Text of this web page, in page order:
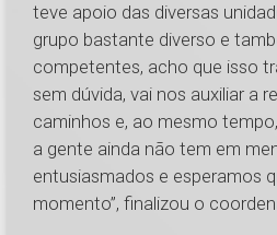
teve apoio das diversas
grupo bastante diverso e
competentes, acho que isso
sem dúvida, vai nos auxiliar a
caminhos e, ao mesmo
a gente ainda não tem em
entusiasmados e esperamos
momento”, finalizou o